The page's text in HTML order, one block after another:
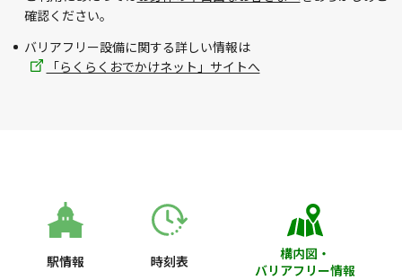
確認ください。
バリアフリー設備に関する詳しい情報は
「らくらくおでかけネット」サイトへ
駅情報 時刻表
構内図・
バリアフリー情報